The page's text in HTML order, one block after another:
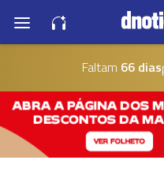
Faltam 66 dias